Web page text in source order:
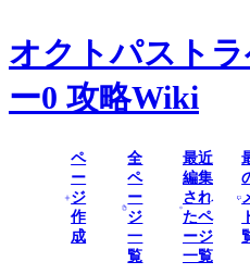
オクトパストラ
ー0 攻略Wiki
ペ
ー
ジ
作
成
全
ペ
ー
ジ
一
覧
最近
編集
され
たペ
ージ
一覧